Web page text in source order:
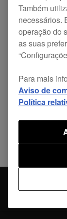
Voltar a
Notícias
Também
necessários.
operação do
as suas
Para mais
Aviso de
Política